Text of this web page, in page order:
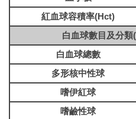
常見問題Q&A
紅血球容積率(Hct)
白血球數目及分
白血球總數
多形核中性球
嗜伊紅球
嗜鹼性球